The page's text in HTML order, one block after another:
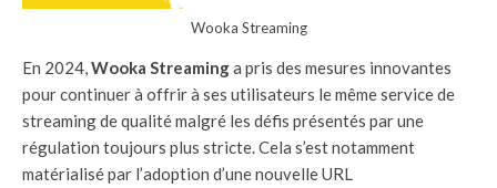
Wooka Streaming
En 2024,Wooka Streaminga pris des mesures innovantes
pour continuer à offrir à ses utilisateurs le même service de
streaming de qualité malgré les défis présentés par une
régulation toujours plus stricte. Cela s’est notamment
matérialisé par l’adoption d’une nouvelle URL